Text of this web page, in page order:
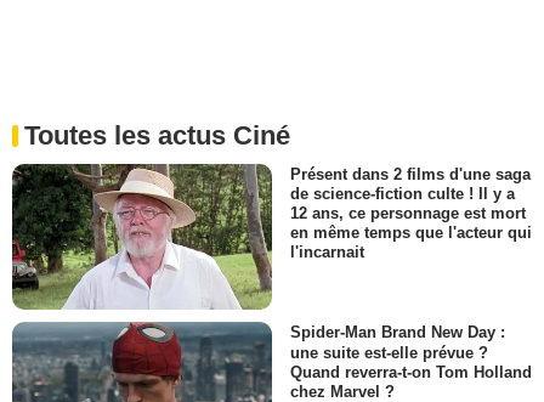
Toutes les actus Ciné
Présent dans 2 films d'une saga
de science-fiction culte ! Il y a
12 ans, ce personnage est mort
en même temps que l'acteur qui
l'incarnait
Spider-Man Brand New Day :
une suite est-elle prévue ?
Quand reverra-t-on Tom Holland
chez Marvel ?